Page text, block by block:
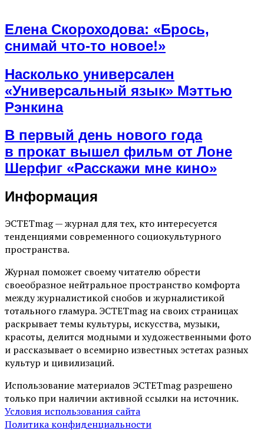
Елена Скороходова: «Брось,
снимай что-то новое!»
Насколько универсален
«Универсальный язык» Мэттью
Рэнкина
В первый день нового года
в прокат вышел фильм от Лоне
Шерфиг «Расскажи мне кино»
Информация
ЭСТЕТmag — журнал для тех, кто интересуется
тенденциями современного социокультурного
пространства.
Журнал поможет своему читателю обрести
своеобразное нейтральное пространство комфорта
между журналистикой снобов и журналистикой
тотального гламура. ЭСТЕТmag на своих страницах
раскрывает темы культуры, искусства, музыки,
красоты, делится модными и художественными фото
и рассказывает о всемирно известных эстетах разных
культур и цивилизаций.
Использование материалов ЭСТЕТmag разрешено
только при наличии активной ссылки на источник.
Условия использования сайта
Политика конфиденциальности